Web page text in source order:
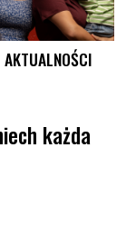
AKTUALNOŚCI
każda